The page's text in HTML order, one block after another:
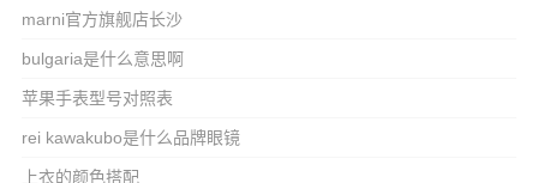
marni官方旗舰店长沙
bulgaria是什么意思啊
苹果手表型号对照表
rei kawakubo是什么品牌眼镜
上衣的颜色搭配